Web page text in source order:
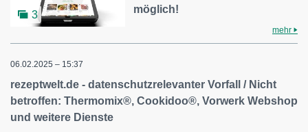
3
möglich!
mehr
06.02.2025 – 15:37
rezeptwelt.de - datenschutzrelevanter Vorfall / Nicht
betroffen: Thermomix®, Cookidoo®, Vorwerk Webshop
und weitere Dienste